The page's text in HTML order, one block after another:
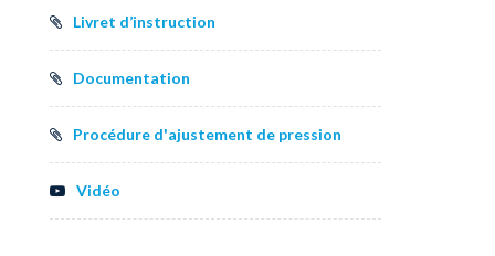
Livret d’instruction
Documentation
Procédure d'ajustement de pression
Vidéo